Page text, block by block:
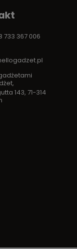
733 367 006
,
143, 71-314